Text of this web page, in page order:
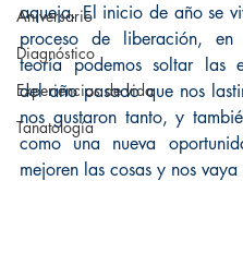
Aniversario
Diagnóstico
Experiencias de vida
Tanatología
aqueja. El inicio de año se
proceso de liberación,
teoría podemos soltar las
del año pasado que nos
nos gustaron tanto, y
como una nueva
mejoren las cosas y nos vaya